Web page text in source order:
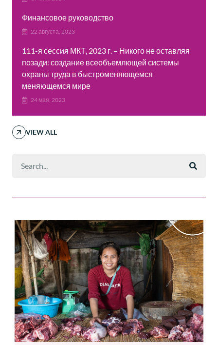
Финансовое руководство
22 августа, 2023
111-я сессия МКТ, 2023 г. – Никого не оставляя
позади: создание всеобъемлющей системы
охраны труда в быстроменяющемся
меняющемся мире
24 мая, 2023
VIEW ALL